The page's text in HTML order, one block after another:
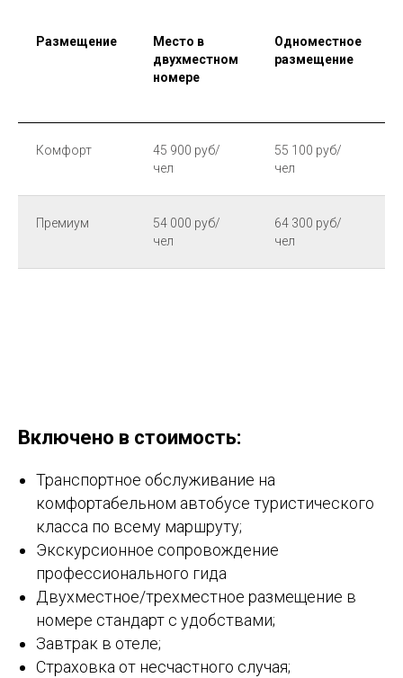
Размещение
Место в
двухместном
номере
Одноместное
размещение
Комфорт
45 900 руб/
чел
55 100 руб/
чел
Премиум
54 000 руб/
чел
64 300 руб/
чел
Включено в стоимость:
Транспортное обслуживание на
комфортабельном автобусе туристического
класса по всему маршруту;
Экскурсионное сопровождение
профессионального гида
Двухместное/трехместное размещение в
номере стандарт с удобствами;
Завтрак в отеле;
Страховка от несчастного случая;